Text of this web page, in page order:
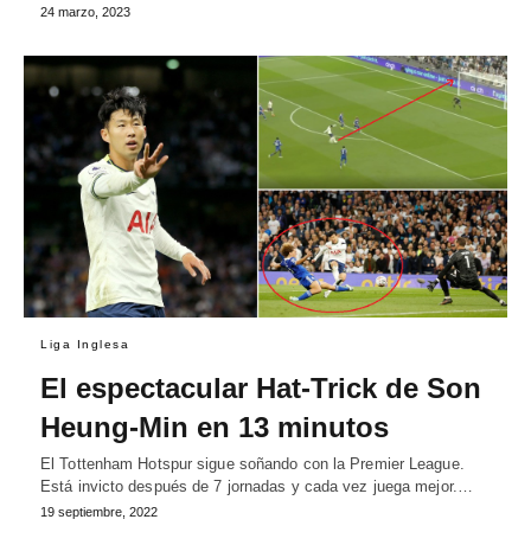
24 marzo, 2023
Liga Inglesa
El espectacular Hat-Trick de Son
Heung-Min en 13 minutos
El Tottenham Hotspur sigue soñando con la Premier League.
Está invicto después de 7 jornadas y cada vez juega mejor.…
19 septiembre, 2022